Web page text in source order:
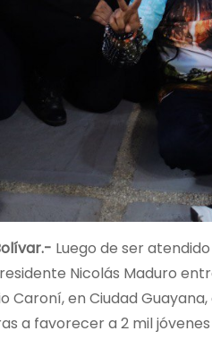
Luego de ser
Nicolás Maduro
Caroní, en Ciudad
a favorecer a 2 mil